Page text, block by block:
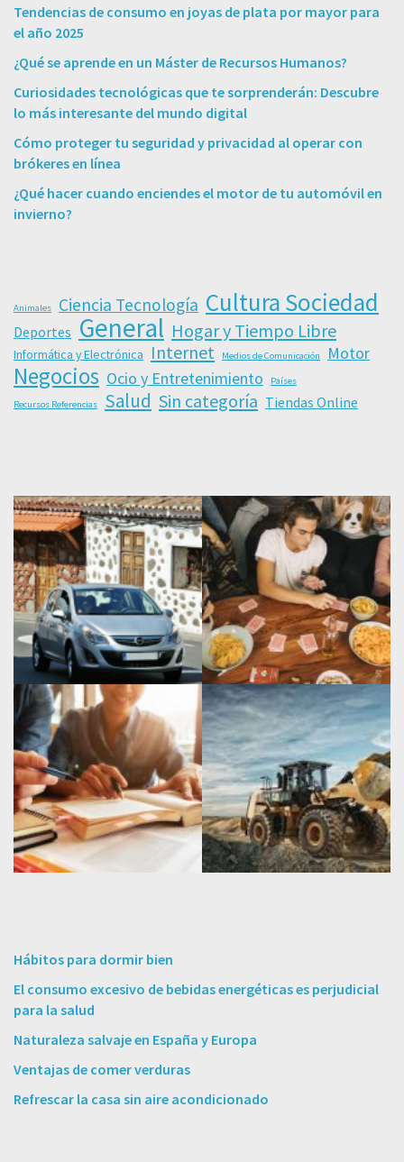
Tendencias de consumo en joyas de plata por mayor para
el año 2025
¿Qué se aprende en un Máster de Recursos Humanos?
Curiosidades tecnológicas que te sorprenderán: Descubre
lo más interesante del mundo digital
Cómo proteger tu seguridad y privacidad al operar con
brókeres en línea
¿Qué hacer cuando enciendes el motor de tu automóvil en
invierno?
Animales Ciencia Tecnología Cultura Sociedad
Deportes General Hogar y Tiempo Libre
Informática y Electrónica Internet Medios de Comunicación Motor
Negocios Ocio y Entretenimiento
Países
Recursos Referencias
Salud Sin categoría Tiendas Online
Hábitos para dormir bien
El consumo excesivo de bebidas energéticas es perjudicial
para la salud
Naturaleza salvaje en España y Europa
Ventajas de comer verduras
Refrescar la casa sin aire acondicionado